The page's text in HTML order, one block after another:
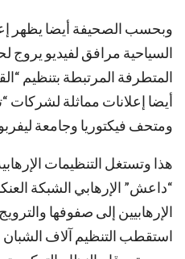
وبحسب الصحيفة أيضا يظهر
السياحية مرافق لفيديو يروج
المتطرفة المرتبطة بتنظيم
أيضا إعلانات مماثلة لشركات
ومتحف فيكتوريا وجامعة
هذا وتستغل التنظيمات
“داعش” الإرهابي الشبكة
الإرهابيين إلى صفوفها
استقطب التنظيم آلاف الشبان